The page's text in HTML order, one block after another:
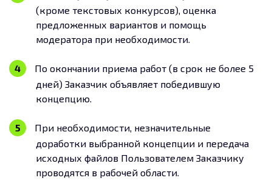
(кроме текстовых конкурсов), оценка
предложенных вариантов и помощь
модератора при необходимости.
По окончании приема работ (в срок не более 5
дней) Заказчик объявляет победившую
концепцию.
При необходимости, незначительные
доработки выбранной концепции и передача
исходных файлов Пользователем Заказчику
проводятся в рабочей области.